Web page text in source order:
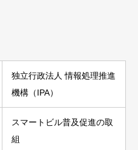
独立行政法人 情報処理推進
機構（IPA）
スマートビル普及促進の取
組